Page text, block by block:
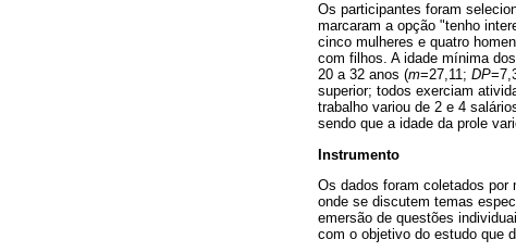
Os participantes foram
marcaram a opção "tenho
cinco mulheres e quatro
com filhos. A idade mínima
20 a 32 anos (m=27,11; DP
superior; todos exerciam
trabalho variou de 2 e 4
sendo que a idade da prole
Instrumento
Os dados foram coletados por
onde se discutem temas
emersão de questões
com o objetivo do estudo que